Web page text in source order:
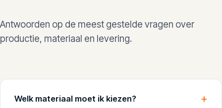
Antwoorden op de meest gestelde vragen over
productie, materiaal en levering.
Welk materiaal moet ik kiezen?